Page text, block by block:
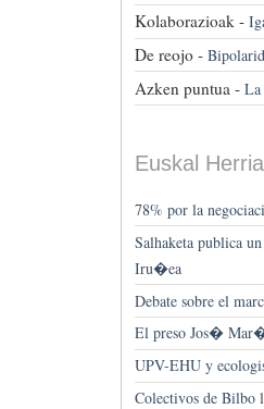
Kolaborazioak -
De reojo -
Azken puntua - La
Euskal Herria
78% por la
Salhaketa publica
Iru�ea
Debate sobre el
El preso Jos�
UPV-EHU y
Colectivos de Bilbo